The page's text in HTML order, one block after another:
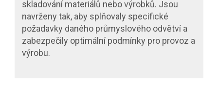
skladování materiálů nebo výrobků. Jsou
navrženy tak, aby splňovaly specifické
požadavky daného průmyslového odvětví a
zabezpečily optimální podmínky pro provoz a
výrobu.